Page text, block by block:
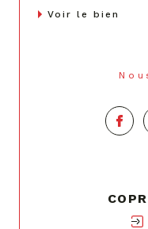
Voir le bien